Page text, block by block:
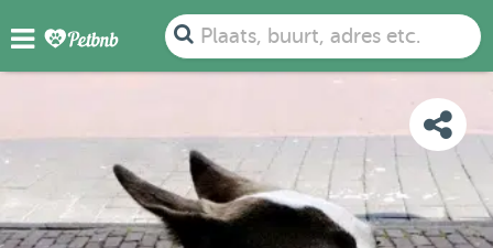
Plaats, buurt, adres etc.
FOTO'S BEOORDELINGEN KAART